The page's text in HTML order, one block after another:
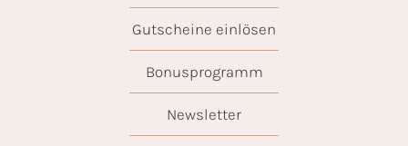
Gutscheine einlösen
Bonusprogramm
Newsletter